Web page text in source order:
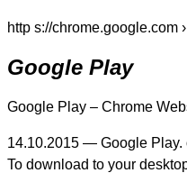
http s://chrome.google.com
Google Play
Google Play – Chrome
14.10.2015 — Google Play.
To download to your